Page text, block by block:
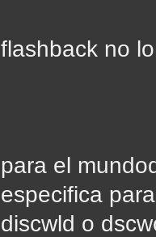
flashback no
para el
especifica
discwld o